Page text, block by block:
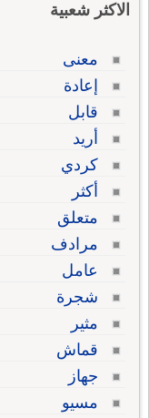
الاكثر شعبية
معنى
إعادة
قابل
أريد
كردي
أكثر
متعلق
مرادف
عامل
شجرة
مثير
قماش
جهاز
مسيو